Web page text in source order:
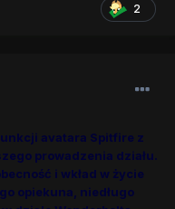
2
avatara Spitfire z
prowadzenia działu.
i wkład w życie
opiekuna, niedługo